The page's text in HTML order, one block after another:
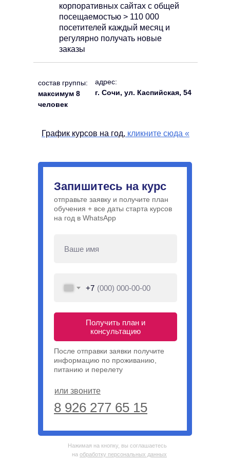
состав группы:
максимум 8
человек
адрес:
г. Сочи, ул. Каспийская, 54
корпоративных сайтах с общей
посещаемостью > 110 000
посетителей каждый месяц и
регулярно получать новые
заказы
+7
Получить план и
консультацию
Запишитесь на курс
отправьте заявку и получите план
обучения + все даты старта курсов
на год в WhatsApp
Нажимая на кнопку, вы соглашаетесь
на обработку персональных данных
или звоните
После отправки заявки получите
информацию по проживанию,
питанию и перелету
8 926 277 65 15
График курсов на год, кликните сюда «